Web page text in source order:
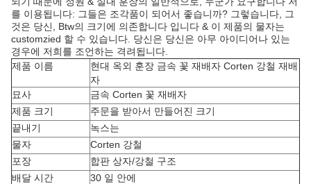
를 이용됩니다: 그들은 조각품이 되어서 좋습니까? 그렇습니다, 그
것은 당신, Btw의 크기에 의존합니다 입니다 & 이 제품의 물자는
customzied 할 수 있습니다. 당신은 당신은 아무 아이디어나 있는
경우에 저희를 조언하는 격려됩니다.
제품 이름
현대 옥외 훈장 금속 꽃 재배자 Corten 강철 재배
자
묘사
금속 Corten 꽃 재배자
제품 크기
주문을 받아서 만들어진 크기
끝내기
녹스는
물자
Corten 강철
포장
합판 상자/강철 구조
배달 시간
30 일 안에